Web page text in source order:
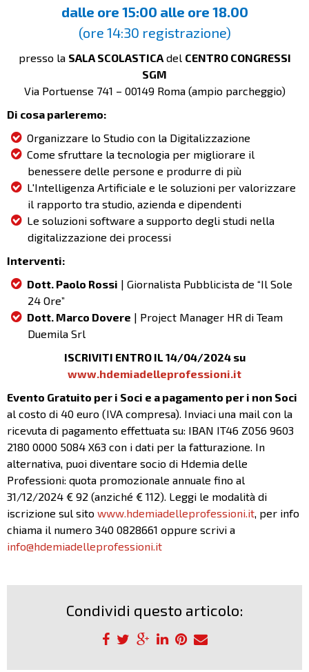
dalle ore 15:00 alle ore 18.00
(ore 14:30 registrazione)
presso la SALA SCOLASTICAdel CENTRO CONGRESSI
SGM
Via Portuense 741 – 00149 Roma (ampio parcheggio)
Di cosa parleremo:
Organizzare lo Studio con la Digitalizzazione
Come sfruttare la tecnologia per migliorare il
benessere delle persone e produrre di più
L'Intelligenza Artificiale e le soluzioni per valorizzare
il rapporto tra studio, azienda e dipendenti
Le soluzioni software a supporto degli studi nella
digitalizzazione dei processi
Interventi:
Dott. Paolo Rossi | Giornalista Pubblicista de “Il Sole
24 Ore”
Dott. Marco Dovere | Project Manager HR di Team
Duemila Srl
ISCRIVITI ENTRO IL 14/04/2024 su
www.hdemiadelleprofessioni.it
Evento Gratuito per i Soci e a pagamento per i non Soci
al costo di 40 euro (IVA compresa). Inviaci una mail con la
ricevuta di pagamento effettuata su: IBAN IT46 Z056 9603
2180 0000 5084 X63 con i dati per la fatturazione. In
alternativa, puoi diventare socio di Hdemia delle
Professioni: quota promozionale annuale fino al
31/12/2024 € 92 (anziché € 112). Leggi le modalità di
iscrizione sul sito www.hdemiadelleprofessioni.it, per info
chiama il numero 340 0828661 oppure scrivi a
info@hdemiadelleprofessioni.it
Condividi questo articolo: